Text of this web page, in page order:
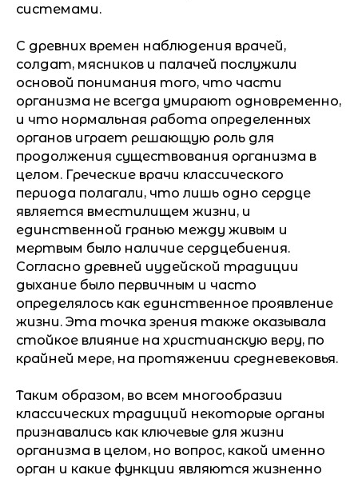
системами.
С древних времен наблюдения врачей,
солдат, мясников и палачей послужили
основой понимания того, что части
организма не всегда умирают одновременно,
и что нормальная работа определенных
органов играет решающую роль для
продолжения существования организма в
целом. Греческие врачи классического
периода полагали, что лишь одно сердце
является вместилищем жизни, и
единственной гранью между живым и
мертвым было наличие сердцебиения.
Согласно древней иудейской традиции
дыхание было первичным и часто
определялось как единственное проявление
жизни. Эта точка зрения также оказывала
стойкое влияние на христианскую веру, по
крайней мере, на протяжении средневековья.
Таким образом, во всем многообразии
классических традиций некоторые органы
признавались как ключевые для жизни
организма в целом, но вопрос, какой именно
орган и какие функции являются жизненно